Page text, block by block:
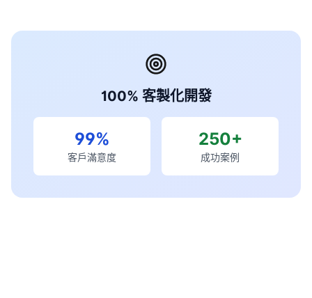
100% 客製化開發
99%
客戶滿意度
250+
成功案例